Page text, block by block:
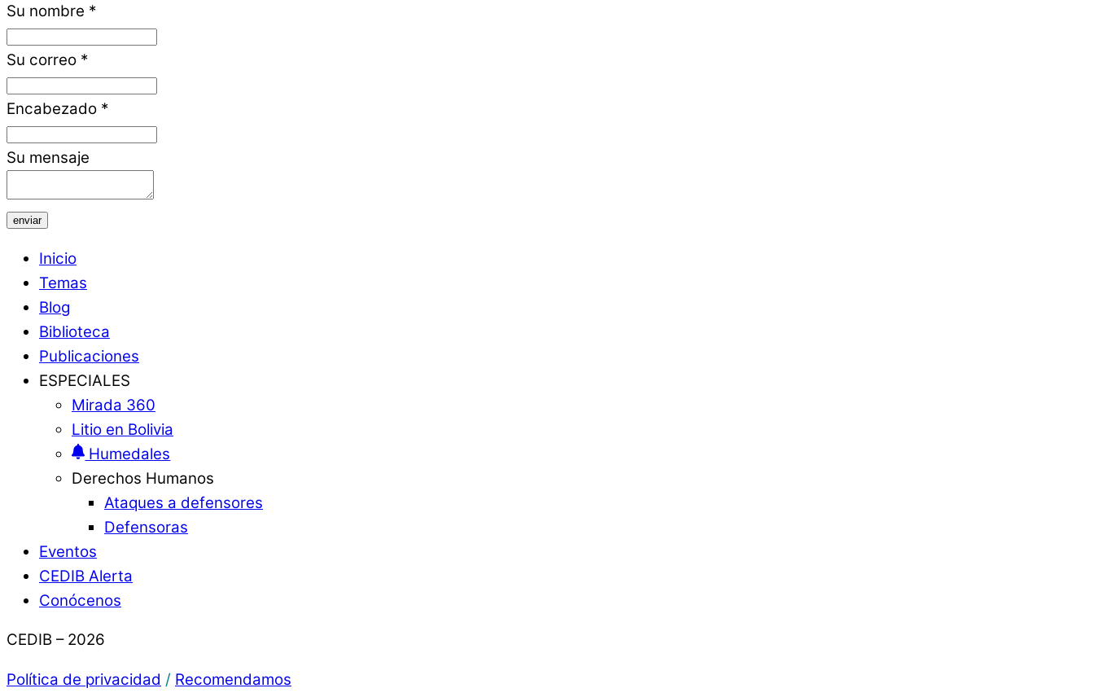
Su nombre *
Su correo *
Encabezado *
Su mensaje
enviar
Inicio
Temas
Blog
Biblioteca
Publicaciones
ESPECIALES
Mirada 360
Litio en Bolivia
Humedales
Derechos Humanos
Ataques a defensores
Defensoras
Eventos
CEDIB Alerta
Conócenos
CEDIB – 2026
Política de privacidad / Recomendamos